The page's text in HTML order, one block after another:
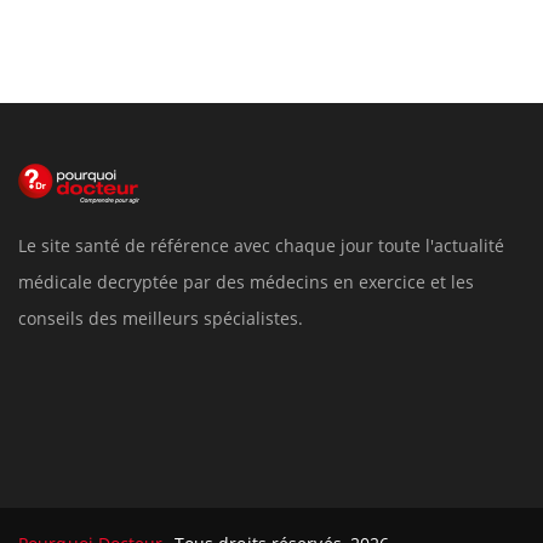
Le site santé de référence avec chaque jour toute l'actualité
médicale decryptée par des médecins en exercice et les
conseils des meilleurs spécialistes.